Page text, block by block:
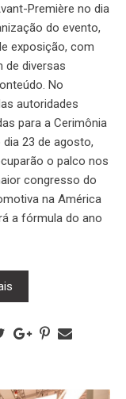
Première no dia
do evento,
exposição, com
de diversas
No
autoridades
para a Cerimônia
23 de agosto,
o palco nos
congresso do
na América
a fórmula do ano